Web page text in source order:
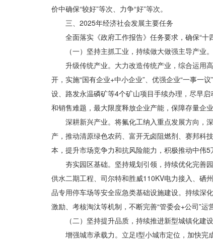
价中确保“较好”等次、力争“好”等次。
三、2025年经济社会发展主要任务
全面落实《政府工作报告》任务要求，确保“十
（一）坚持主抓工业，持续做大做强主导产业
升级传统产业。大力改造传统产业，综合运用
开，实施“国有企业+中小企业”、优强企业“一事一
设、路发永温磷矿等4个矿山项目手续办理，尽早
和销售难题，最大限度释放企业产能，保障存量企业
深耕新兴产业。将氟化工纳入重点发展方向，
产，推动清原绿色农药、富开无卤阻燃剂、赛邦科
本，提升市场竞争力和抗风险能力，积极推动中伟
夯实园区基础。坚持规划引领，持续优化完善
供水二期工程、司尔特和胜威110KV电力接入、硒
品专用停车场等安全应急类基础设施建设。持续深
激励、考核淘汰等机制，不断完善“管委会+公司”运
（二）坚持提升品质，持续推进新型城镇化
增强城市承载力。立足Ⅰ型小城市定位，加快